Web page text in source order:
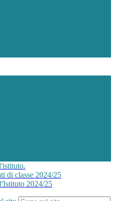
di classe 2024/25
2024/25